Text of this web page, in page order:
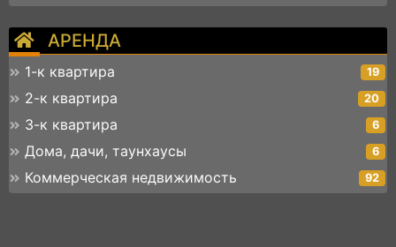
АРЕНДА
1-к квартира 19
2-к квартира 20
3-к квартира 6
Дома, дачи, таунхаусы 6
Коммерческая недвижимость 92